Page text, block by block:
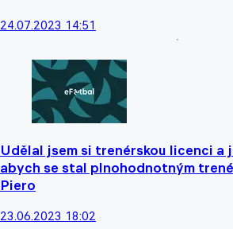
24.07.2023 14:51
Udělal jsem si trenérskou licenci a
abych se stal plnohodnotným
Piero
23.06.2023 18:02